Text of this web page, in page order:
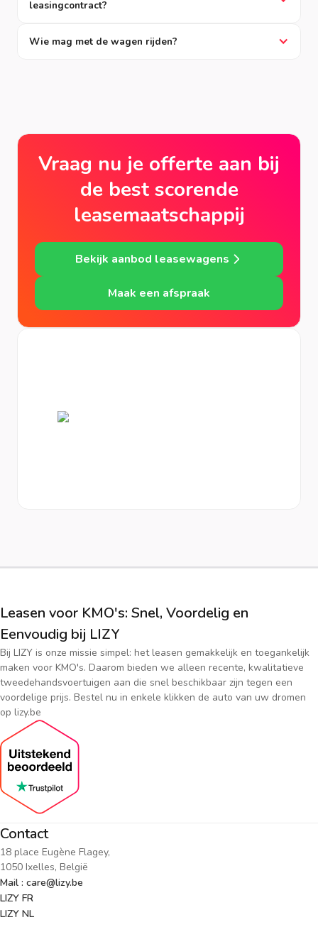
leasingcontract?
Wie mag met de wagen rijden?
Vraag nu je offerte aan bij
de best scorende
leasemaatschappij
Bekijk aanbod leasewagens
Maak een afspraak
Leasen voor KMO's: Snel, Voordelig en
Eenvoudig bij LIZY
Bij LIZY is onze missie simpel: het leasen gemakkelijk en toegankelijk
maken voor KMO's. Daarom bieden we alleen recente, kwalitatieve
tweedehandsvoertuigen aan die snel beschikbaar zijn tegen een
voordelige prijs. Bestel nu in enkele klikken de auto van uw dromen
op lizy.be
Contact
18 place Eugène Flagey,
1050 Ixelles, België
Mail : care@lizy.be
LIZY FR
LIZY NL